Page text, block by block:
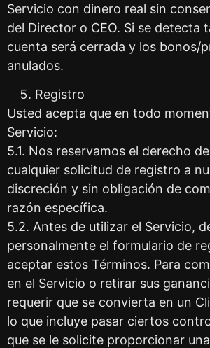
Servicio con dinero real sin
del Director o CEO. Si se detecta
cuenta será cerrada y los bonos/
anulados.
Registro
Usted acepta que en todo
Servicio:
5.1. Nos reservamos el derecho
cualquier solicitud de registro a
discreción y sin obligación de
razón específica.
5.2. Antes de utilizar el Servicio,
personalmente el formulario de
aceptar estos Términos. Para
en el Servicio o retirar sus
requerir que se convierta en un
lo que incluye pasar ciertos
que se le solicite proporcionar